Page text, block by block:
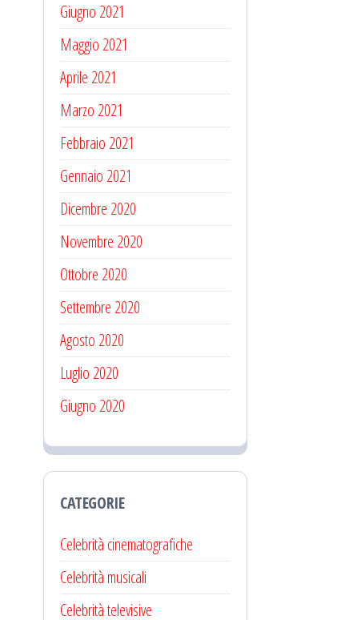
Giugno 2021
Maggio 2021
Aprile 2021
Marzo 2021
Febbraio 2021
Gennaio 2021
Dicembre 2020
Novembre 2020
Ottobre 2020
Settembre 2020
Agosto 2020
Luglio 2020
Giugno 2020
CATEGORIE
Celebrità cinematografiche
Celebrità musicali
Celebrità televisive